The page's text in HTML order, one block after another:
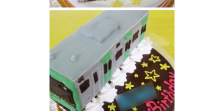
ミュースカイとパノラマスーパー電車ケーキ